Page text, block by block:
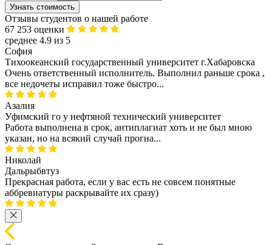
Узнать стоимость
Отзывы студентов о нашей работе
67 253 оценки
среднее 4.9 из 5
София
Тихоокеанский государственный университет г.Хабаровска
Очень ответственный исполнитель. Выполнил раньше срока ,
все недочеты исправил тоже быстро...
Азалия
Уфимский го у нефтяной технический университет
Работа выполнена в срок, антиплагиат хоть и не был мною
указан, но на всякий случай прогна...
Николай
Дальрыбвтуз
Прекрасная работа, если у вас есть не совсем понятные
аббревиатуры раскрывайте их сразу)